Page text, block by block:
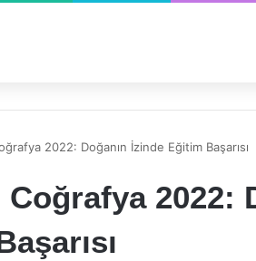
2022: Doğanın İzinde Eğitim Başarısı
2022: